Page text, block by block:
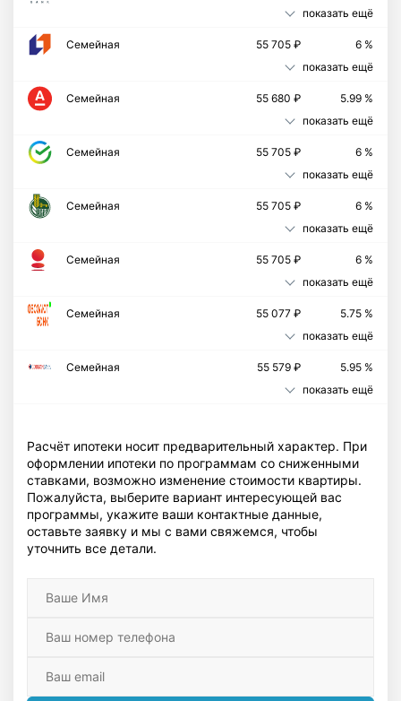
показать ещё
Семейная 55 705 ₽
6 %
показать ещё
Семейная 55 680 ₽
5.99 %
показать ещё
Семейная 55 705 ₽
6 %
показать ещё
Семейная 55 705 ₽
6 %
показать ещё
Семейная 55 705 ₽
6 %
показать ещё
Cемейная 55 077 ₽
5.75 %
показать ещё
Семейная 55 579 ₽
5.95 %
показать ещё
Расчёт ипотеки носит предварительный характер. При
оформлении ипотеки по программам со сниженными
ставками, возможно изменение стоимости квартиры.
Пожалуйста, выберите вариант интересующей вас
программы, укажите ваши контактные данные,
оставьте заявку и мы с вами свяжемся, чтобы
уточнить все детали.